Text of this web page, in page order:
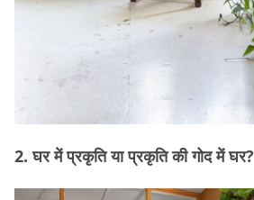
2. घर में प्रकृति या प्रकृति की गोद में घर?